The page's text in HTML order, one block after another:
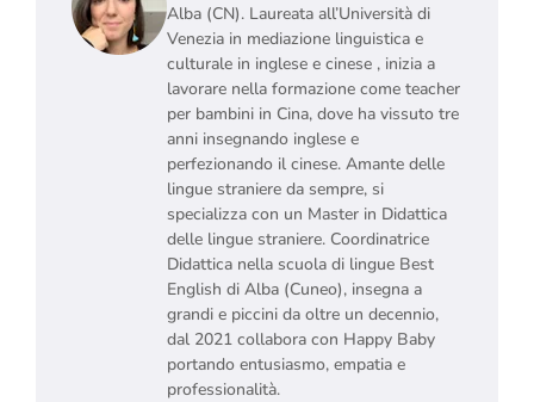
Alba (CN). Laureata all’Università di
Venezia in mediazione linguistica e
culturale in inglese e cinese , inizia a
lavorare nella formazione come teacher
per bambini in Cina, dove ha vissuto tre
anni insegnando inglese e
perfezionando il cinese. Amante delle
lingue straniere da sempre, si
specializza con un Master in Didattica
delle lingue straniere. Coordinatrice
Didattica nella scuola di lingue Best
English di Alba (Cuneo), insegna a
grandi e piccini da oltre un decennio,
dal 2021 collabora con Happy Baby
portando entusiasmo, empatia e
professionalità.